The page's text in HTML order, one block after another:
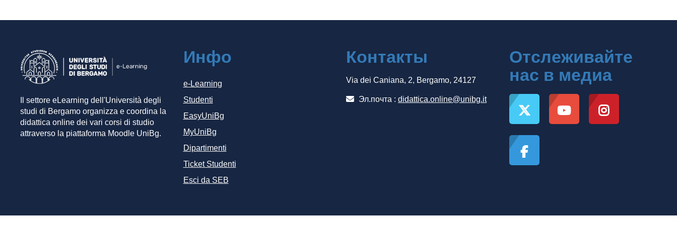
Il settore eLearning dell'Università degli
studi di Bergamo organizza e coordina la
didattica online dei vari corsi di studio
attraverso la piattaforma Moodle UniBg.
Инфо
e-Learning
Studenti
EasyUniBg
MyUniBg
Dipartimenti
Ticket Studenti
Esci da SEB
Контакты
Via dei Caniana, 2, Bergamo, 24127
Эл.почта : didattica.online@unibg.it
Отслеживайте
нас в медиа